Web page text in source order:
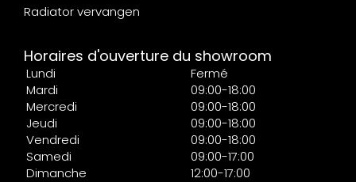
Radiator vervangen
Horaires d'ouverture du showroom
Lundi
Fermé
Mardi
09:00-18:00
Mercredi
09:00-18:00
Jeudi
09:00-18:00
Vendredi
09:00-18:00
Samedi
09:00-17:00
Dimanche
12:00-17:00